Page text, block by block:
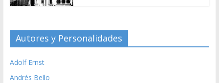
Autores y Personalidades
Adolf Ernst
Andrés Bello